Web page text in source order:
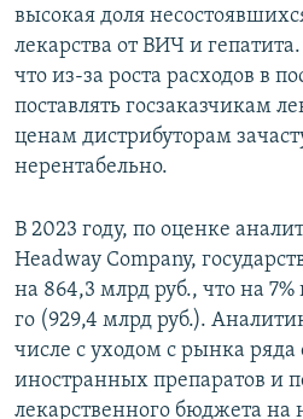
высокая доля
лекарства от ВИЧ и
что из-за роста расходов в
поставлять госзаказчикам
ценам дистрибуторам
нерентабельно.
В 2023 году, по оценке
Headway Company,
на 864,3 млрд руб., что на
го (929,4 млрд руб.).
числе с уходом с рынка
иностранных препаратов и
лекарственного бюджета